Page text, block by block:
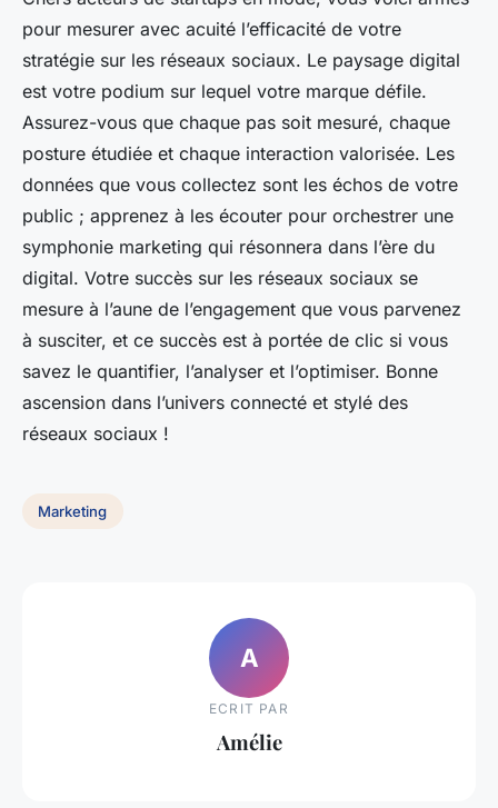
pour mesurer avec acuité l’efficacité de votre
stratégie sur les réseaux sociaux. Le paysage digital
est votre podium sur lequel votre marque défile.
Assurez-vous que chaque pas soit mesuré, chaque
posture étudiée et chaque interaction valorisée. Les
données que vous collectez sont les échos de votre
public ; apprenez à les écouter pour orchestrer une
symphonie marketing qui résonnera dans l’ère du
digital. Votre succès sur les réseaux sociaux se
mesure à l’aune de l’engagement que vous parvenez
à susciter, et ce succès est à portée de clic si vous
savez le quantifier, l’analyser et l’optimiser. Bonne
ascension dans l’univers connecté et stylé des
réseaux sociaux !
Marketing
A
ECRIT PAR
Amélie